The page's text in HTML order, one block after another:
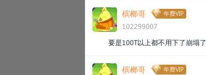
槟榔哥 年费VIP
102299007
要是100T以上都不用下了崩塌了
槟榔哥 年费VIP